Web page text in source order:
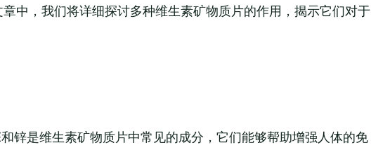
中，我们将详细探讨多种维生素矿物质片的作用，揭示它们对于
锌是维生素矿物质片中常见的成分，它们能够帮助增强人体的免